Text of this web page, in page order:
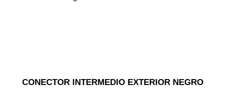
CONECTOR INTERMEDIO EXTERIOR NEGRO